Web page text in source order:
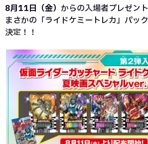
8月11日（金） からの入場者プレゼン
まさかの「ライドケミートレカ」パッ
決定！！